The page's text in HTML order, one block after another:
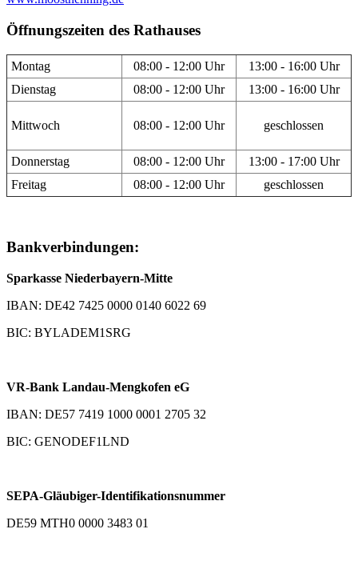
Öffnungszeiten des Rathauses
Montag 08:00 - 12:00 Uhr
13:00 - 16:00 Uhr
Dienstag
08:00 - 12:00 Uhr 13:00 - 16:00 Uhr
Mittwoch 08:00 - 12:00 Uhr geschlossen
Donnerstag 08:00 - 12:00 Uhr
13:00 - 17:00 Uhr
Freitag
08:00 - 12:00 Uhr geschlossen
Bankverbindungen:
Sparkasse Niederbayern-Mitte
IBAN: DE42 7425 0000 0140 6022 69
BIC: BYLADEM1SRG
VR-Bank Landau-Mengkofen eG
IBAN: DE57 7419 1000 0001 2705 32
BIC: GENODEF1LND
SEPA-Gläubiger-Identifikationsnummer
DE59 MTH0 0000 3483 01